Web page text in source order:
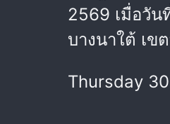
2569 เมื่อวัน
บางนาใต้ เข
Thursday